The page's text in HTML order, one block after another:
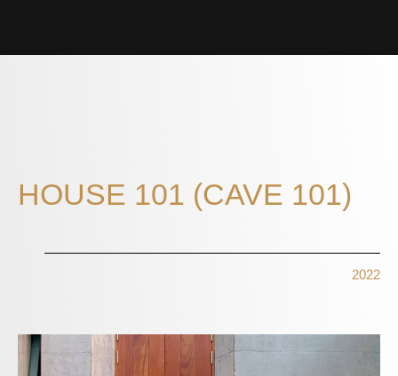
HOUSE 101 (CAVE 101)
2022